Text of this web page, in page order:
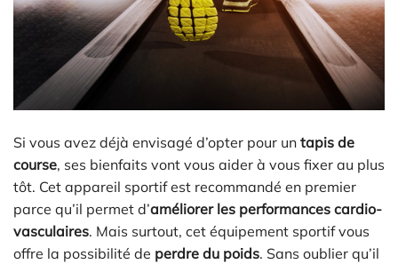
Si vous avez déjà envisagé d’opter pour un tapis de
course, ses bienfaits vont vous aider à vous fixer au plus
tôt. Cet appareil sportif est recommandé en premier
parce qu’il permet d’améliorer les performances cardio-
vasculaires. Mais surtout, cet équipement sportif vous
offre la possibilité de perdre du poids. Sans oublier qu’il